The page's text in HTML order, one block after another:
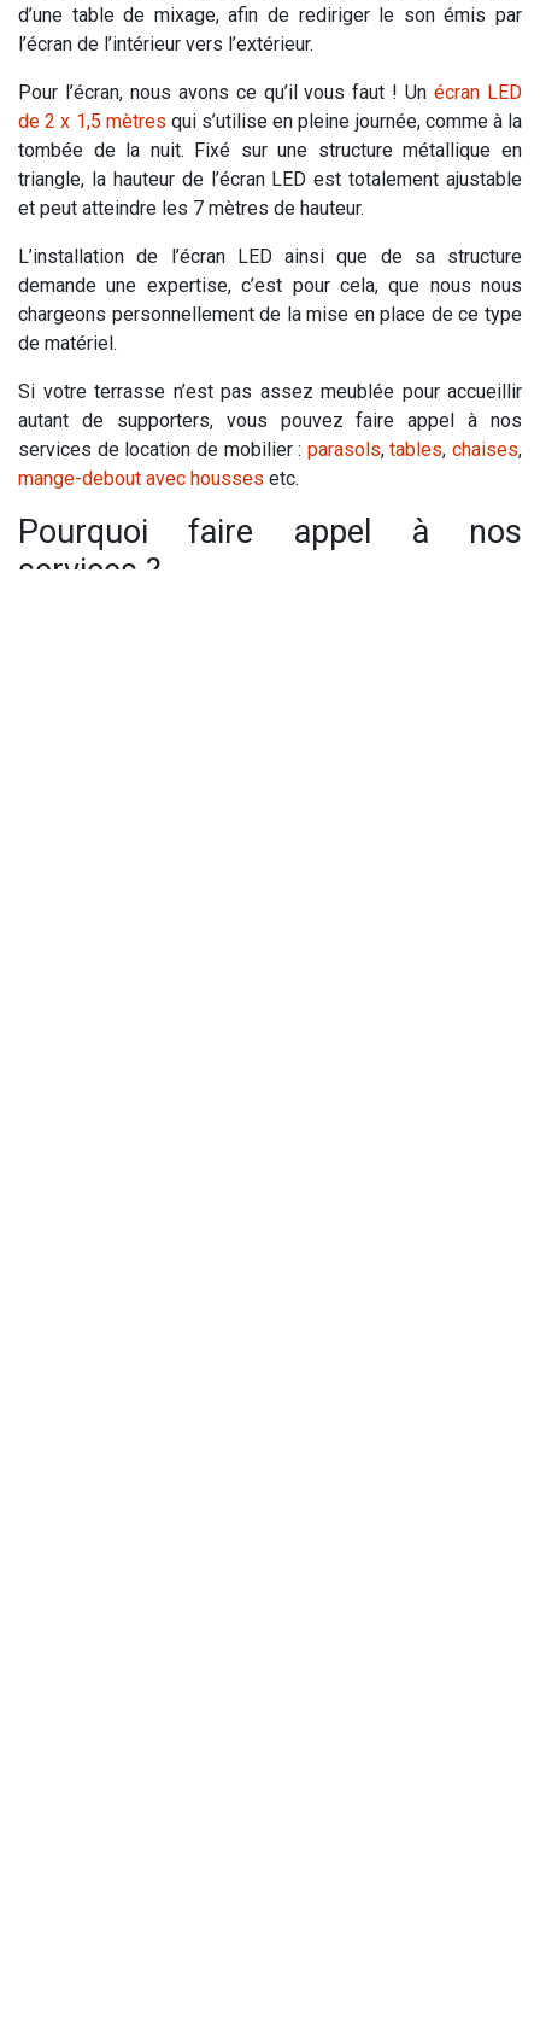
d’une table de mixage, afin de rediriger le son émis par
l’écran de l’intérieur vers l’extérieur.
Pour l’écran, nous avons ce qu’il vous faut ! Unécran LED
de 2 x 1,5 mètres qui s’utilise en pleine journée, comme à la
tombée de la nuit. Fixé sur une structure métallique en
triangle, la hauteur de l’écran LED est totalement ajustable
et peut atteindre les 7 mètres de hauteur.
L’installation de l’écran LED ainsi que de sa structure
demande une expertise, c’est pour cela, que nous nous
chargeons personnellement de la mise en place de ce type
de matériel.
Si votre terrasse n’est pas assez meublée pour accueillir
autant de supporters, vous pouvez faire appel à nos
services de location de mobilier : parasols,tables, chaises,
mange-debout avec housses etc.
Pourquoi faire appel à nos
services ?